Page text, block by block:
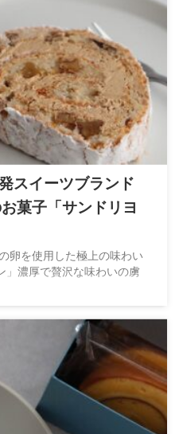
スイーツブランド
菓子「サンドリヨ
卵を使用した極上の味わい
」濃厚で贅沢な味わいの虜